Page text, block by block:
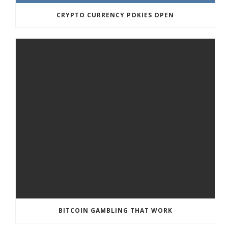
CRYPTO CURRENCY POKIES OPEN
BITCOIN GAMBLING THAT WORK